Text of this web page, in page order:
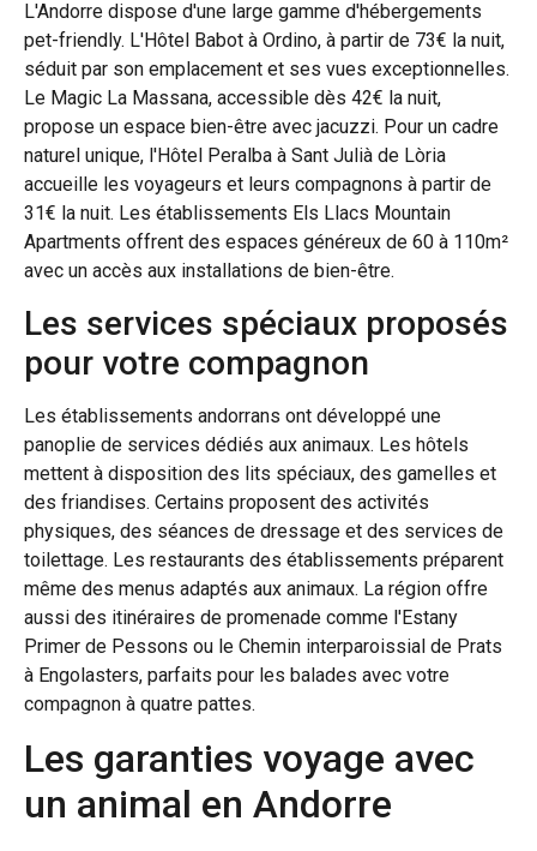
L'Andorre dispose d'une large gamme d'hébergements
pet-friendly. L'Hôtel Babot à Ordino, à partir de 73€ la nuit,
séduit par son emplacement et ses vues exceptionnelles.
Le Magic La Massana, accessible dès 42€ la nuit,
propose un espace bien-être avec jacuzzi. Pour un cadre
naturel unique, l'Hôtel Peralba à Sant Julià de Lòria
accueille les voyageurs et leurs compagnons à partir de
31€ la nuit. Les établissements Els Llacs Mountain
Apartments offrent des espaces généreux de 60 à 110m²
avec un accès aux installations de bien-être.
Les services spéciaux proposés
pour votre compagnon
Les établissements andorrans ont développé une
panoplie de services dédiés aux animaux. Les hôtels
mettent à disposition des lits spéciaux, des gamelles et
des friandises. Certains proposent des activités
physiques, des séances de dressage et des services de
toilettage. Les restaurants des établissements préparent
même des menus adaptés aux animaux. La région offre
aussi des itinéraires de promenade comme l'Estany
Primer de Pessons ou le Chemin interparoissial de Prats
à Engolasters, parfaits pour les balades avec votre
compagnon à quatre pattes.
Les garanties voyage avec
un animal en Andorre